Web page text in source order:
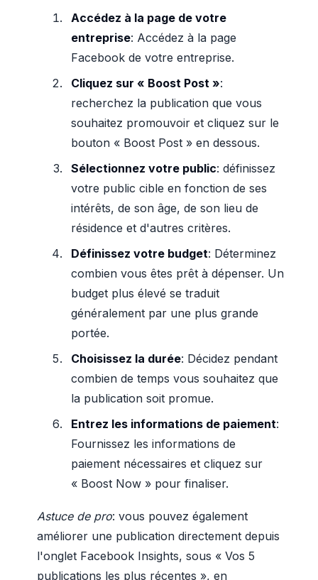
Accédez à la page de votre
entreprise: Accédez à la page
Facebook de votre entreprise.
Cliquez sur « Boost Post »:
recherchez la publication que vous
souhaitez promouvoir et cliquez sur le
bouton « Boost Post » en dessous.
Sélectionnez votre public: définissez
votre public cible en fonction de ses
intérêts, de son âge, de son lieu de
résidence et d'autres critères.
Définissez votre budget: Déterminez
combien vous êtes prêt à dépenser. Un
budget plus élevé se traduit
généralement par une plus grande
portée.
Choisissez la durée: Décidez pendant
combien de temps vous souhaitez que
la publication soit promue.
Entrez les informations de paiement:
Fournissez les informations de
paiement nécessaires et cliquez sur
« Boost Now » pour finaliser.
Astuce de pro: vous pouvez également
améliorer une publication directement depuis
l'onglet Facebook Insights, sous « Vos 5
publications les plus récentes », en